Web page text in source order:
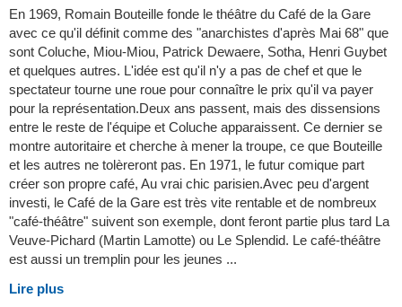
En 1969, Romain Bouteille fonde le théâtre du Café de la Gare
avec ce qu'il définit comme des "anarchistes d'après Mai 68" que
sont Coluche, Miou-Miou, Patrick Dewaere, Sotha, Henri Guybet
et quelques autres. L'idée est qu'il n'y a pas de chef et que le
spectateur tourne une roue pour connaître le prix qu'il va payer
pour la représentation.Deux ans passent, mais des dissensions
entre le reste de l'équipe et Coluche apparaissent. Ce dernier se
montre autoritaire et cherche à mener la troupe, ce que Bouteille
et les autres ne tolèreront pas. En 1971, le futur comique part
créer son propre café, Au vrai chic parisien.Avec peu d'argent
investi, le Café de la Gare est très vite rentable et de nombreux
"café-théâtre" suivent son exemple, dont feront partie plus tard La
Veuve-Pichard (Martin Lamotte) ou Le Splendid. Le café-théâtre
est aussi un tremplin pour les jeunes ...
Lire plus